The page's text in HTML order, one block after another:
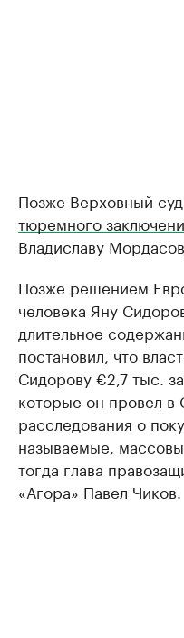
Позже Верховный
тюремного
Владиславу
Позже решением
человека Яну
длительное
постановил, что
Сидорову €2,7 тыс.
которые он провел
расследования о
называемые,
тогда глава
«Агора» Павел Чиков.